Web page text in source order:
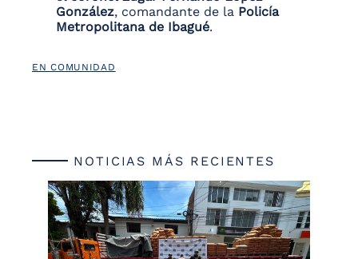
González, comandante de la Policía
Metropolitana de Ibagué.
EN COMUNIDAD
NOTICIAS MÁS RECIENTES